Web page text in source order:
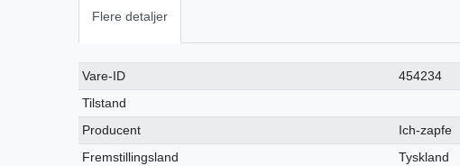
Flere detaljer
Ceres::Template.singleItemTechnicalDataAttribute
Ceres::Template.singleItemTechnicalDataValue
Vare-ID
454234
Tilstand
Producent
Ich-zapfe
Fremstillingsland
Tyskland